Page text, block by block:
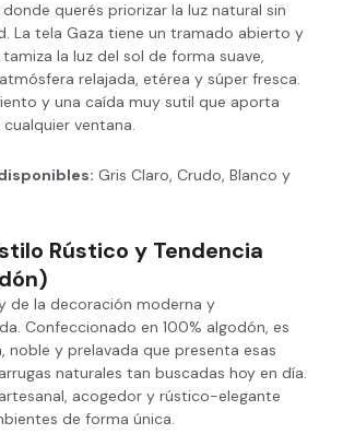
querés priorizar la luz natural sin
La tela Gaza tiene un tramado abierto y
la luz del sol de forma suave,
relajada, etérea y súper fresca.
y una caída muy sutil que aporta
ventana.
Gris Claro, Crudo, Blanco y
Rústico y Tendencia
de la decoración moderna y
Confeccionado en 100% algodón, es
noble y prelavada que presenta esas
naturales tan buscadas hoy en día.
acogedor y rústico-elegante
de forma única.